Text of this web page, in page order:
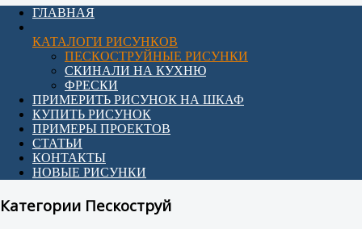
ГЛАВНАЯ
КАТАЛОГИ РИСУНКОВ
ПЕСКОСТРУЙНЫЕ РИСУНКИ
СКИНАЛИ НА КУХНЮ
ФРЕСКИ
ПРИМЕРИТЬ РИСУНОК НА ШКАФ
КУПИТЬ РИСУНОК
ПРИМЕРЫ ПРОЕКТОВ
СТАТЬИ
КОНТАКТЫ
НОВЫЕ РИСУНКИ
Категории Пескоструй